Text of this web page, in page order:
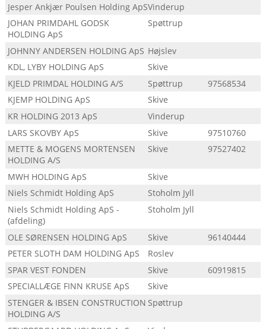
Jesper Ankjær Poulsen Holding ApSVinderup
JOHAN PRIMDAHL GODSK
HOLDING ApS
Spøttrup
JOHNNY ANDERSEN HOLDING ApS Højslev
KDL, LYBY HOLDING ApS
Skive
KJELD PRIMDAL HOLDING A/S
Spøttrup
97568534
KJEMP HOLDING ApS
Skive
KR HOLDING 2013 ApS
Vinderup
LARS SKOVBY ApS
Skive
97510760
METTE & MOGENS MORTENSEN
HOLDING A/S
Skive 97527402
MWH HOLDING ApS
Skive
Niels Schmidt Holding ApS
Stoholm Jyll
Niels Schmidt Holding ApS -
(afdeling)
Stoholm Jyll
OLE SØRENSEN HOLDING ApS Skive
96140444
PETER SLOTH DAM HOLDING ApS
Roslev
SPAR VEST FONDEN
Skive
60919815
SPECIALLÆGE FINN KRUSE ApS
Skive
STENGER & IBSEN CONSTRUCTION
HOLDING A/S
Spøttrup